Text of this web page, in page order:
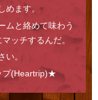
めます。
ムと絡めて味わう
ッチするんだ。
い。
プ(Heartrip)★